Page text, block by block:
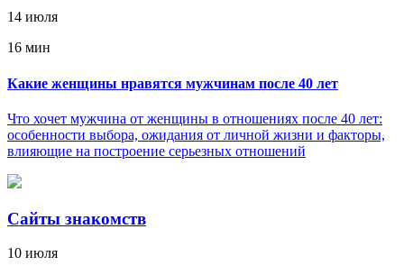
14 июля
16 мин
Какие женщины нравятся мужчинам после 40 лет
Что хочет мужчина от женщины в отношениях после 40 лет:
особенности выбора, ожидания от личной жизни и факторы,
влияющие на построение серьезных отношений
Сайты знакомств
10 июля